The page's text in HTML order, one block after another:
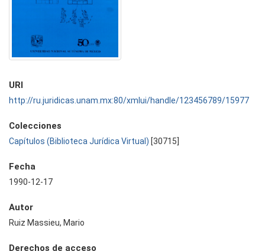
URI
http://ru.juridicas.unam.mx:80/xmlui/handle/123456789/15977
Colecciones
Capítulos (Biblioteca Jurídica Virtual) [30715]
Fecha
1990-12-17
Autor
Ruiz Massieu, Mario
Derechos de acceso